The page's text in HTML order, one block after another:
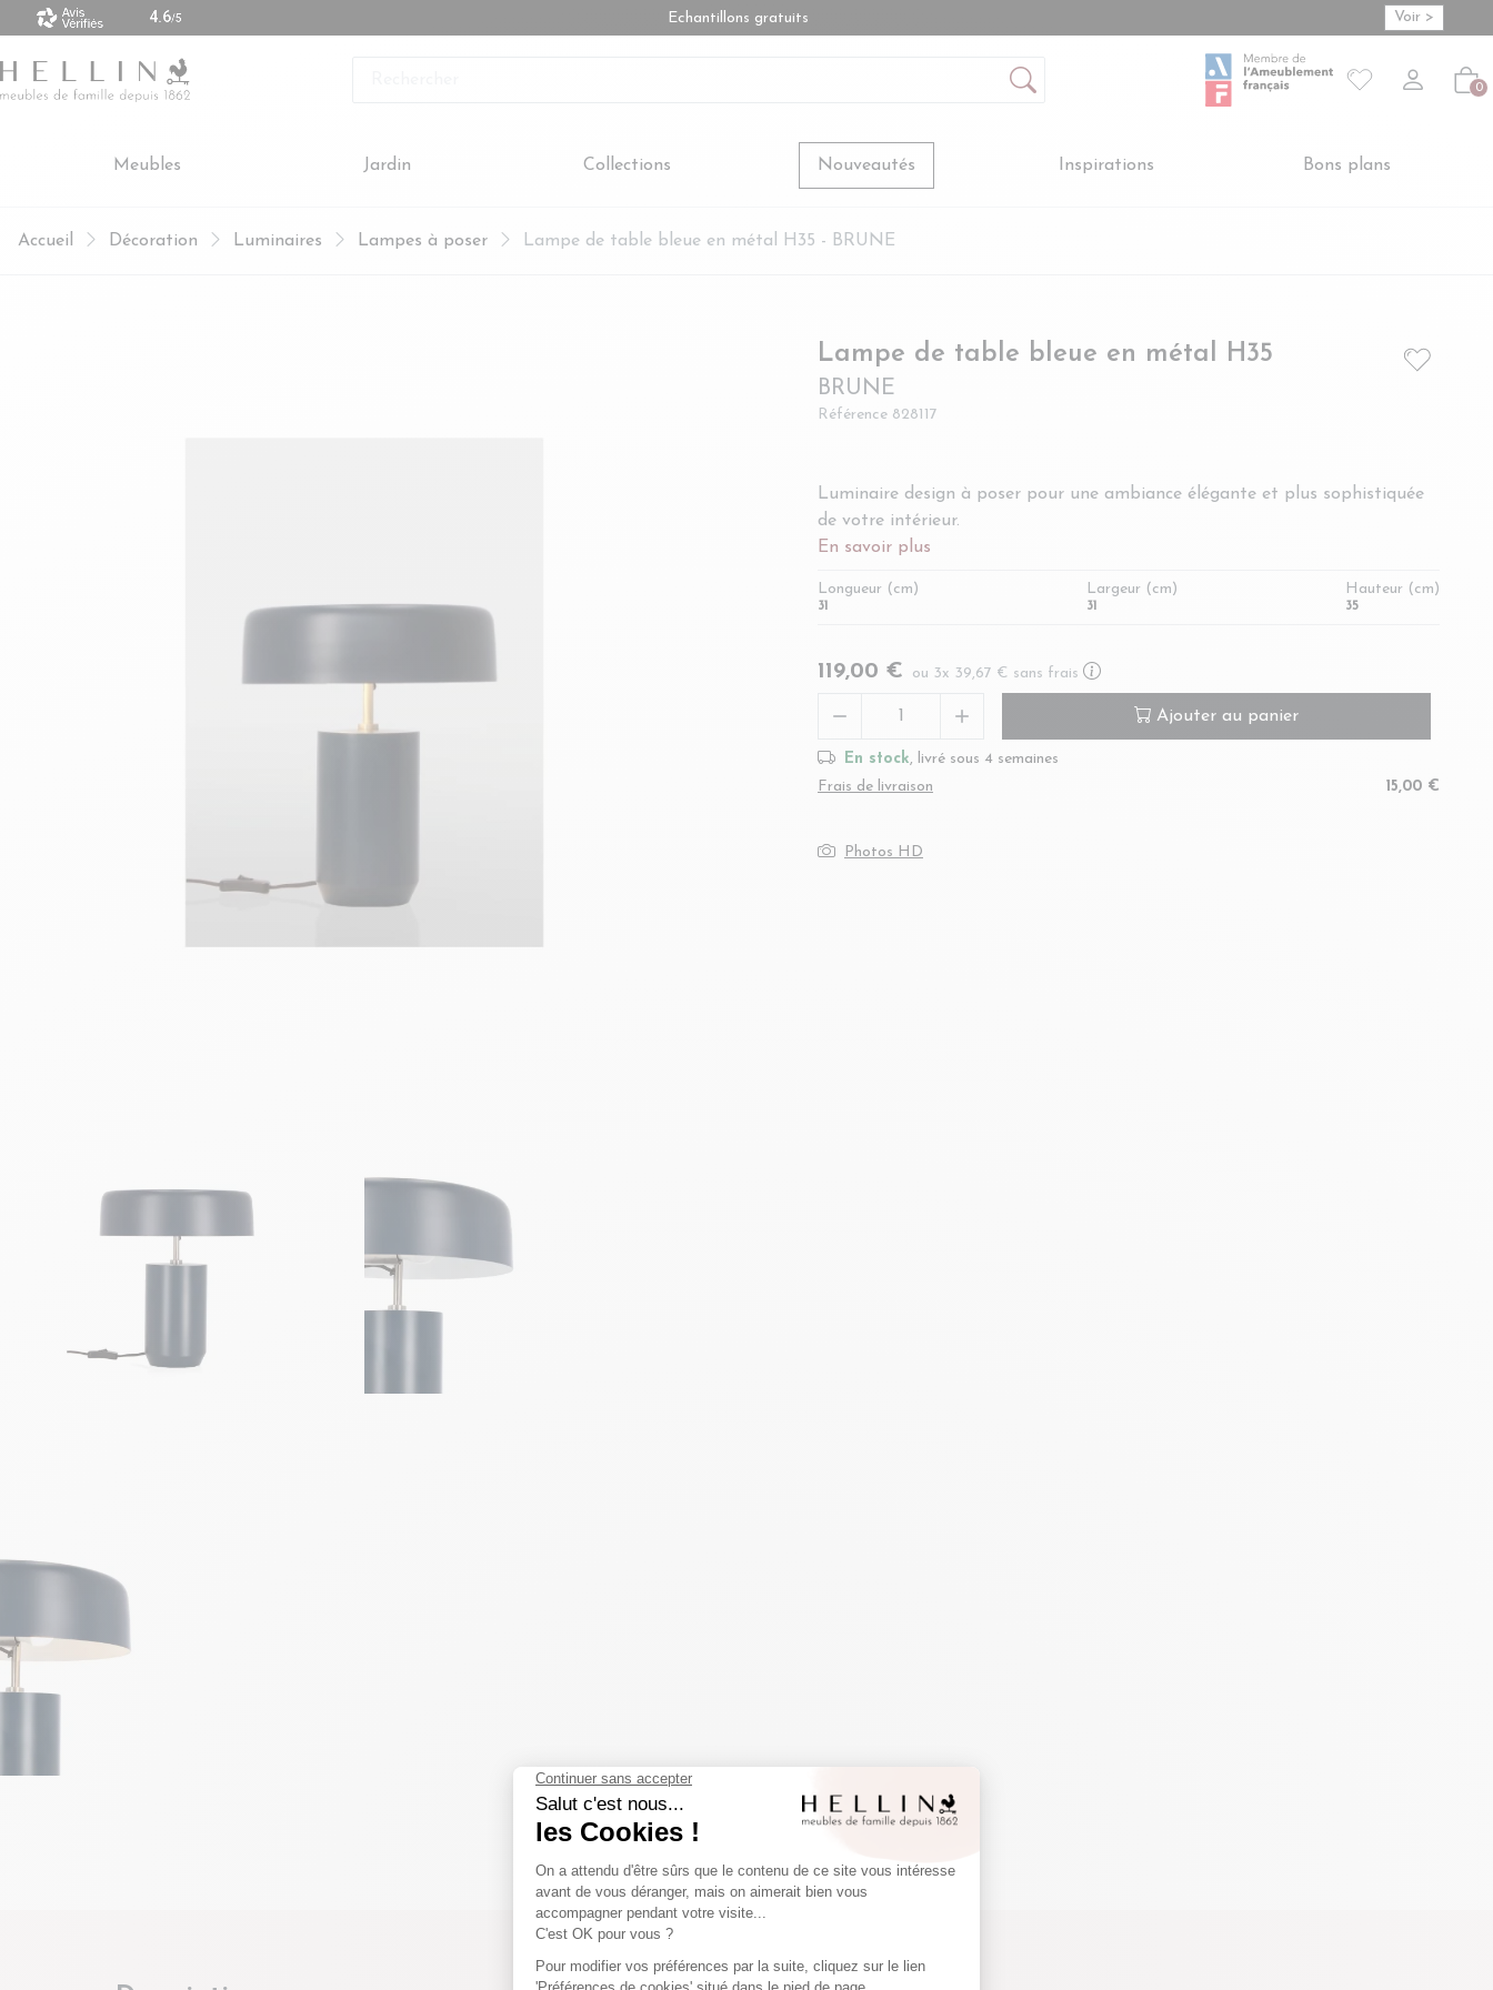
sont made in Europe Echantillons gratuits Voir >
Votre liste de
Créer
Mon compte
S'inscrire
Connexion 0
Meubles Jardin Collections Nouveautés Inspirations Bons plans
Accueil Décoration Luminaires Lampes à poser Lampe de table bleue en métal H35 - BRUNE
Lampe de table bleue en métal H35
BRUNE
Référence 828117
Luminaire design à poser pour une ambiance élégante et plus sophistiquée
de votre intérieur.
En savoir plus
Longueur (cm)
31
Largeur (cm)
31
Hauteur (cm)
35
119,00 € ou 3x 39,67 € sans frais En savoir plus sur le paiement en plusieurs fois
  Ajouter au panier
En stock, livré sous 4 semaines
Frais de livraison
15,00 €
Photos HD